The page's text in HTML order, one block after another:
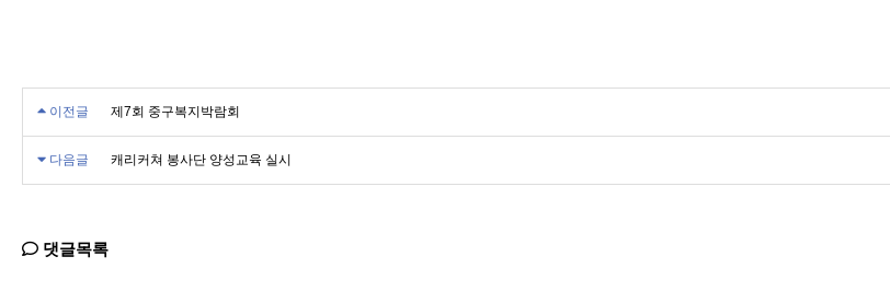
이전글 제7회 중구복지박람회
다음글 캐리커쳐 봉사단 양성교육 실시
댓글목록